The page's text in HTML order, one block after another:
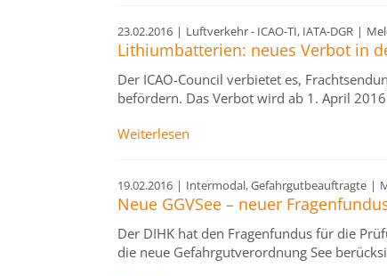
23.02.2016 | Luftverkehr - ICAO-TI, IATA-DGR |
Lithiumbatterien: neues Verbot in
Der ICAO-Council verbietet es,
befördern. Das Verbot wird ab 1. April
Weiterlesen
19.02.2016 | Intermodal, Gefahrgutbeauftragte |
Neue GGVSee – neuer
Der DIHK hat den Fragenfundus für die
die neue Gefahrgutverordnung See